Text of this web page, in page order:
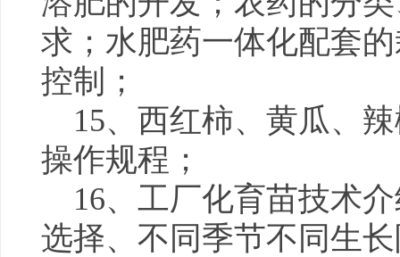
求；水肥药一体化配套
控制；
15、西红柿、黄瓜、
操作规程；
16、工厂化育苗技术
选择、不同季节不同生